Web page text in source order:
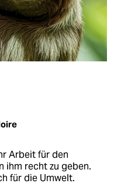
Arbeit für den
ihm recht zu geben.
für die Umwelt.